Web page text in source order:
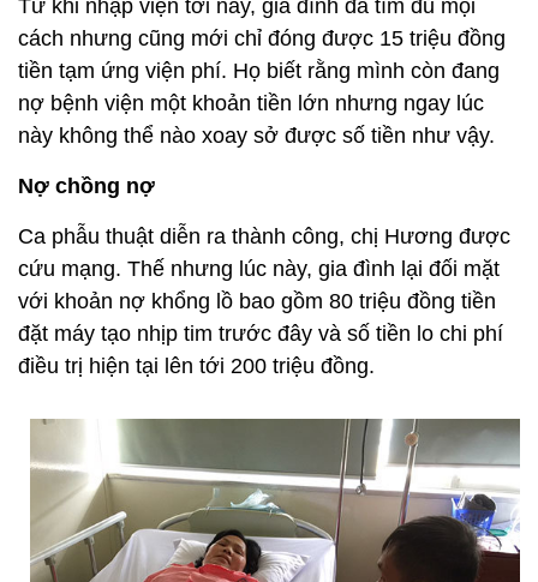
Từ khi nhập viện tới nay, gia đình đã tìm đủ mọi
cách nhưng cũng mới chỉ đóng được 15 triệu đồng
tiền tạm ứng viện phí. Họ biết rằng mình còn đang
nợ bệnh viện một khoản tiền lớn nhưng ngay lúc
này không thể nào xoay sở được số tiền như vậy.
Nợ chồng nợ
Ca phẫu thuật diễn ra thành công, chị Hương được
cứu mạng. Thế nhưng lúc này, gia đình lại đối mặt
với khoản nợ khổng lồ bao gồm 80 triệu đồng tiền
đặt máy tạo nhịp tim trước đây và số tiền lo chi phí
điều trị hiện tại lên tới 200 triệu đồng.